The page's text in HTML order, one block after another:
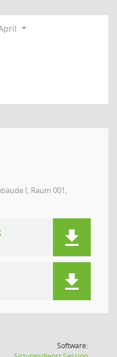
I, Raum 001,
Software: